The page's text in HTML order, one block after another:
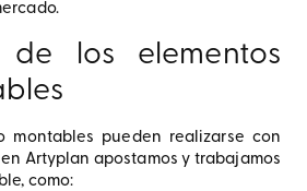
de los elementos
montables pueden realizarse con
Artyplan apostamos y trabajamos
como: